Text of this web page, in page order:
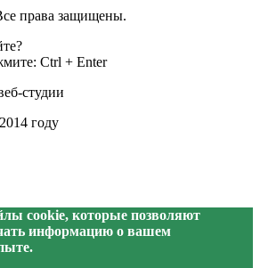
права защищены.
Ctrl + Enter
студии
году
cookie, которые позволяют
информацию о вашем